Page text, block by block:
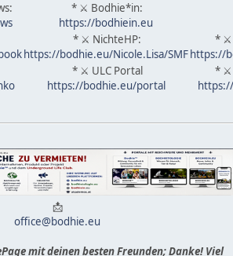
* ⚔ Bodhie*in:
https://bodhiein.eu
* ⚔ NichteHP:
https://bodhie.eu/Nicole.Lisa/SMF
* ⚔
https://
* ⚔ ULC Portal
https://bodhie.eu/portal
* ⚔
📩
office@bodhie.eu
mit deinen besten Freunden; Danke! Viel